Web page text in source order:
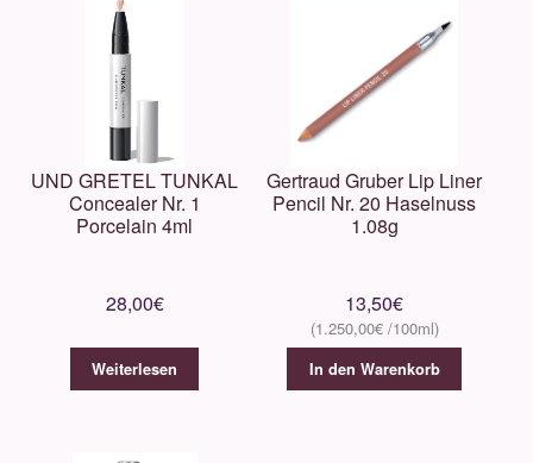
UND GRETEL TUNKAL
Concealer Nr. 1
Porcelain 4ml
28,00€
Weiterlesen
Gertraud Gruber Lip Liner
Pencil Nr. 20 Haselnuss
1.08g
13,50€
1.250,00€
In den Warenkorb